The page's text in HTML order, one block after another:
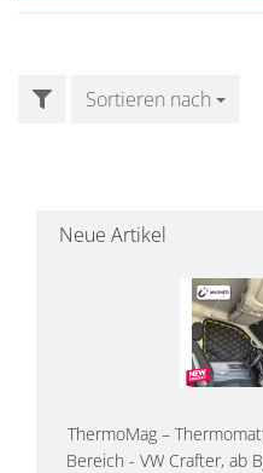
FILTERSortieren nach
Sortieren nach
Neue Artikel
ThermoMag –
Bereich - VW Crafter, ab